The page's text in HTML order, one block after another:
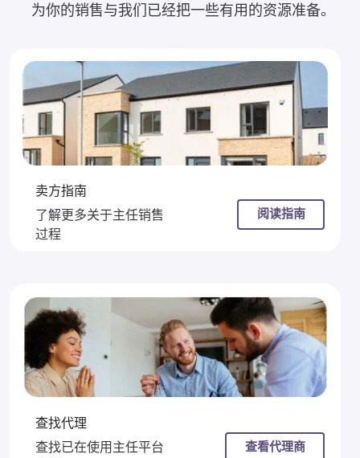
为你的销售与我们已经把一些有用的资源准备。
卖方指南
了解更多关于主任销售
过程
阅读指南
查找代理
查找已在使用主任平台
查看代理商